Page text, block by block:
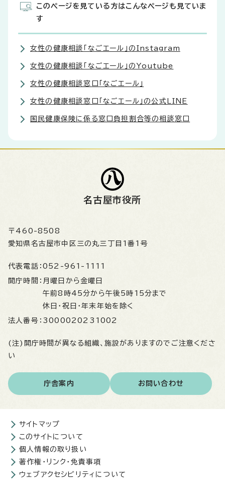
このページを見ている方はこんなページも見ていま
す
女性の健康相談「なごエール」のInstagram
女性の健康相談「なごエール」のYoutube
女性の健康相談窓口「なごエール」
女性の健康相談窓口「なごエール」の公式LINE
国民健康保険に係る窓口負担割合等の相談窓口
名古屋市役所
〒460-8508
愛知県名古屋市中区三の丸三丁目1番1号
代表電話： 052-961-1111
開庁時間： 月曜日から金曜日
午前8時45分から午後5時15分まで
休日・祝日・年末年始を除く
法人番号： 3000020231002
(注)開庁時間が異なる組織、施設がありますのでご注意くださ
い
庁舎案内 お問い合わせ
サイトマップ
このサイトについて
個人情報の取り扱い
著作権・リンク・免責事項
ウェブアクセシビリティについて